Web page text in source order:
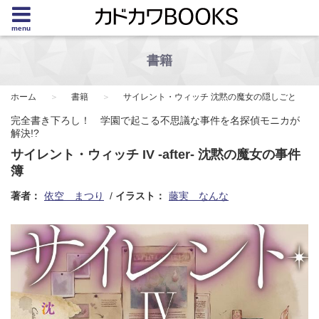
menu
書籍
ホーム 書籍 サイレント・ウィッチ 沈黙の魔女の隠しごと
完全書き下ろし！ 学園で起こる不思議な事件を名探偵モニカが
解決!?
サイレント・ウィッチ IV -after- 沈黙の魔女の事件
簿
著者： 依空 まつり イラスト： 藤実 なんな